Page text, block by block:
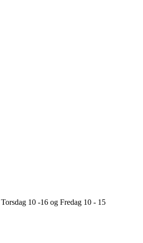
10 -16 og Fredag 10 - 15